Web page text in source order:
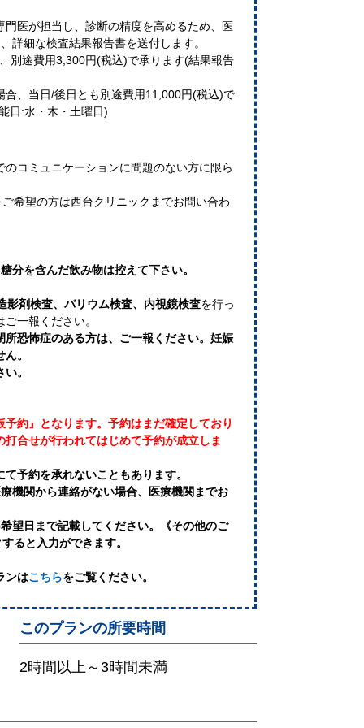
医が担当し、診断の精度を高めるため、医
詳細な検査結果報告書を送付します。
別途費用3,300円(税込)で承ります(結果報告
、当日/後日とも別途費用11,000円(税込)で
日:水・木・土曜日)
コミュニケーションに問題のない方に限ら
希望の方は西台クリニックまでお問い合わ
分を含んだ飲み物は控えて下さい。
影剤検査、バリウム検査、内視鏡検査を行っ
一報ください。
恐怖症のある方は、ご一報ください。妊娠
ん。
い。
約』となります。予約はまだ確定しており
合せが行われてはじめて予約が成立しま
予約を承れないこともあります。
機関から連絡がない場合、医療機関までお
望日まで記載してください。《その他のご
ると入力ができます。
ンはこちらをご覧ください。
このプランの所要時間
2時間以上～3時間未満